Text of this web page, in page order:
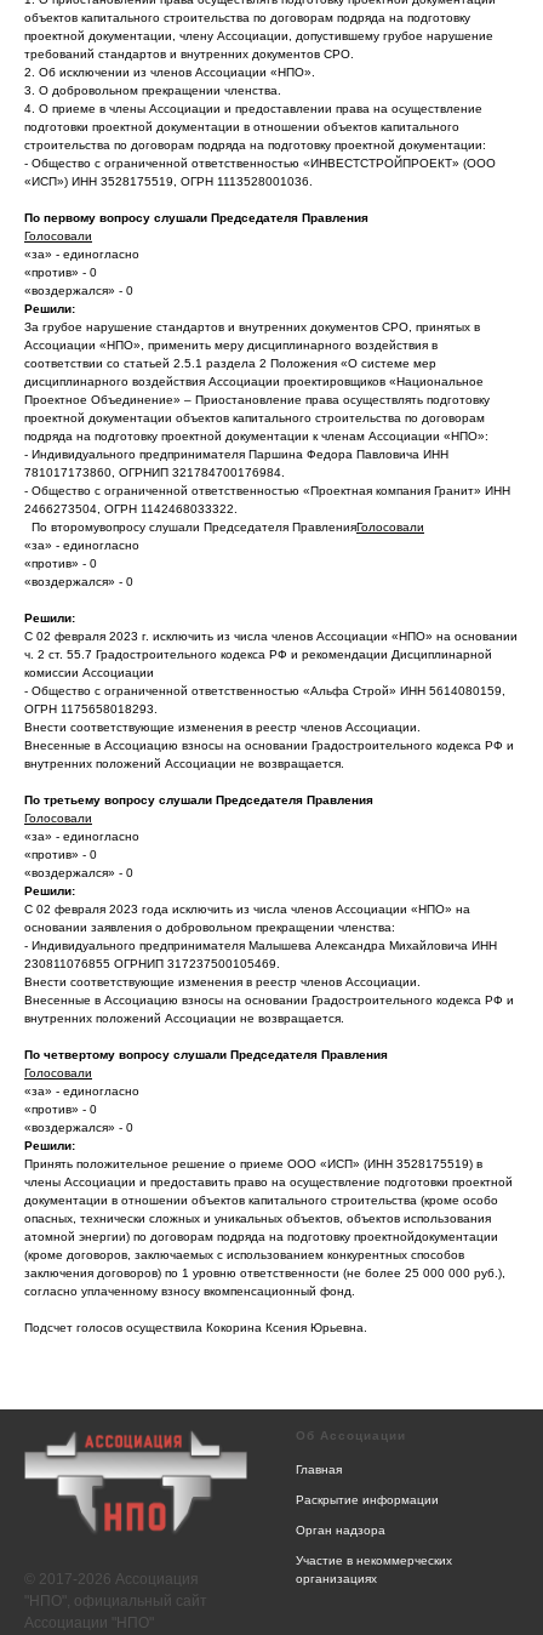
объектов капитального строительства по договорам подряда на подготовку
проектной документации, члену Ассоциации, допустившему грубое нарушение
требований стандартов и внутренних документов СРО.
2. Об исключении из членов Ассоциации «НПО».
3. О добровольном прекращении членства.
4. О приеме в члены Ассоциации и предоставлении права на осуществление
подготовки проектной документации в отношении объектов капитального
строительства по договорам подряда на подготовку проектной документации:
- Общество с ограниченной ответственностью «ИНВЕСТСТРОЙПРОЕКТ» (ООО
«ИСП») ИНН 3528175519, ОГРН 1113528001036.
По первому вопросу слушали Председателя Правления
Голосовали
«за» - единогласно
«против» - 0
«воздержался» - 0
Решили:
За грубое нарушение стандартов и внутренних документов СРО, принятых в
Ассоциации «НПО», применить меру дисциплинарного воздействия в
соответствии со статьей 2.5.1 раздела 2 Положения «О системе мер
дисциплинарного воздействия Ассоциации проектировщиков «Национальное
Проектное Объединение» – Приостановление права осуществлять подготовку
проектной документации объектов капитального строительства по договорам
подряда на подготовку проектной документации к членам Ассоциации «НПО»:
- Индивидуального предпринимателя Паршина Федора Павловича ИНН
781017173860, ОГРНИП 321784700176984.
- Общество с ограниченной ответственностью «Проектная компания Гранит» ИНН
2466273504, ОГРН 1142468033322.
По второмувопросу слушали Председателя ПравленияГолосовали
«за» - единогласно
«против» - 0
«воздержался» - 0
Решили:
С 02 февраля 2023 г. исключить из числа членов Ассоциации «НПО» на основании
ч. 2 ст. 55.7 Градостроительного кодекса РФ и рекомендации Дисциплинарной
комиссии Ассоциации
- Общество с ограниченной ответственностью «Альфа Строй» ИНН 5614080159,
ОГРН 1175658018293.
Внести соответствующие изменения в реестр членов Ассоциации.
Внесенные в Ассоциацию взносы на основании Градостроительного кодекса РФ и
внутренних положений Ассоциации не возвращается.
По третьему вопросу слушали Председателя Правления
Голосовали
«за» - единогласно
«против» - 0
«воздержался» - 0
Решили:
С 02 февраля 2023 года исключить из числа членов Ассоциации «НПО» на
основании заявления о добровольном прекращении членства:
- Индивидуального предпринимателя Малышева Александра Михайловича ИНН
230811076855 ОГРНИП 317237500105469.
Внести соответствующие изменения в реестр членов Ассоциации.
Внесенные в Ассоциацию взносы на основании Градостроительного кодекса РФ и
внутренних положений Ассоциации не возвращается.
По четвертому вопросу слушали Председателя Правления
Голосовали
«за» - единогласно
«против» - 0
«воздержался» - 0
Решили:
Принять положительное решение о приеме ООО «ИСП» (ИНН 3528175519) в
члены Ассоциации и предоставить право на осуществление подготовки проектной
документации в отношении объектов капитального строительства (кроме особо
опасных, технически сложных и уникальных объектов, объектов использования
атомной энергии) по договорам подряда на подготовку проектнойдокументации
(кроме договоров, заключаемых с использованием конкурентных способов
заключения договоров) по 1 уровню ответственности (не более 25 000 000 руб.),
согласно уплаченному взносу вкомпенсационный фонд.
Подсчет голосов осуществила Кокорина Ксения Юрьевна.
© 2017-2026 Ассоциация
"НПО", официальный сайт
Ассоциации "НПО"
Об Ассоциации
Главная
Раскрытие информации
Орган надзора
Участие в некоммерческих
организациях